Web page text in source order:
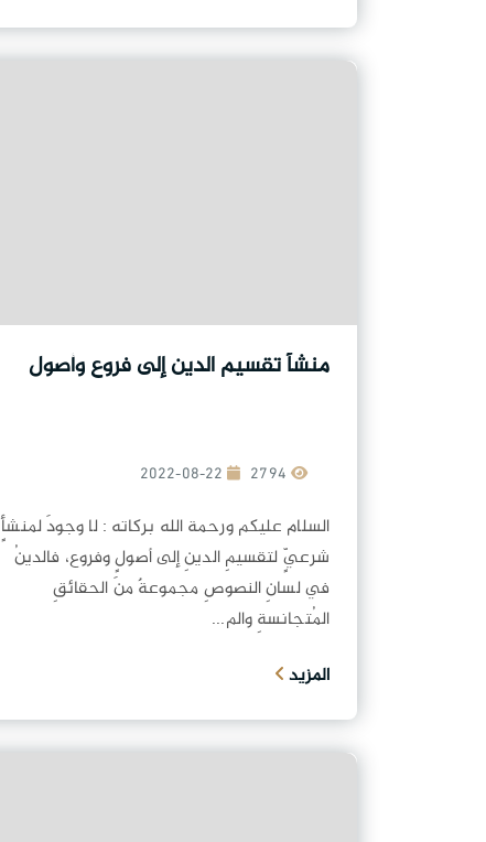
منشأ تقسيم الدين إلى فروع وأصول
2022-08-22
السلام عليكم ورحمة الله بركاته : لا وجودَ لمنشأٍ
شرعيٍّ لتقسيمِ الدينِ إلى أصولٍ وفروع، فالدينُ
في لسانِ النصوصِ مجموعةٌ منَ الحقائقِ
المُتجانسةِ والم...
المزيد